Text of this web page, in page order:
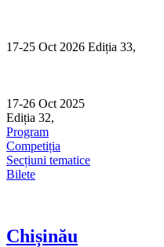
17-25 Oct 2026 Ediția 33,
17-26 Oct 2025
Ediția 32,
Program
Competiția
Secțiuni tematice
Bilete
Chișinău